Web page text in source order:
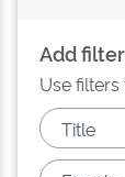
Add
Use